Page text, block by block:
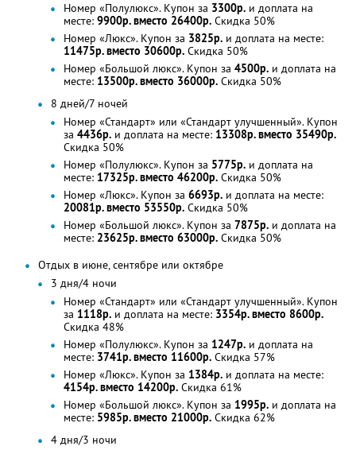
Номер «Полулюкс». Купон за 3300р. и доплата на
месте: 9900р. вместо 26400р. Скидка 50%
Номер «Люкс». Купон за 3825р. и доплата на месте:
11475р. вместо 30600р. Скидка 50%
Номер «Большой люкс». Купон за 4500р. и доплата на
месте: 13500р. вместо 36000р. Скидка 50%
8 дней/7 ночей
Номер «Стандарт» или «Стандарт улучшенный». Купон
за 4436р. и доплата на месте: 13308р. вместо 35490р.
Скидка 50%
Номер «Полулюкс». Купон за 5775р. и доплата на
месте: 17325р. вместо 46200р. Скидка 50%
Номер «Люкс». Купон за 6693р. и доплата на месте:
20081р. вместо 53550р. Скидка 50%
Номер «Большой люкс». Купон за 7875р. и доплата на
месте: 23625р. вместо 63000р. Скидка 50%
Отдых в июне, сентябре или октябре
3 дня/4 ночи
Номер «Стандарт» или «Стандарт улучшенный». Купон
за 1118р. и доплата на месте: 3354р. вместо 8600р.
Скидка 48%
Номер «Полулюкс». Купон за 1247р. и доплата на
месте: 3741р. вместо 11600р. Скидка 57%
Номер «Люкс». Купон за 1384р. и доплата на месте:
4154р. вместо 14200р. Скидка 61%
Номер «Большой люкс». Купон за 1995р. и доплата на
месте: 5985р. вместо 21000р. Скидка 62%
4 дня/3 ночи